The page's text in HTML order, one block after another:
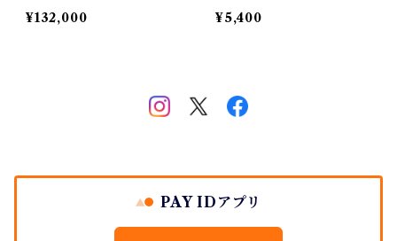
¥132,000
トコード （全6色）
¥5,400
PAY IDアプリ